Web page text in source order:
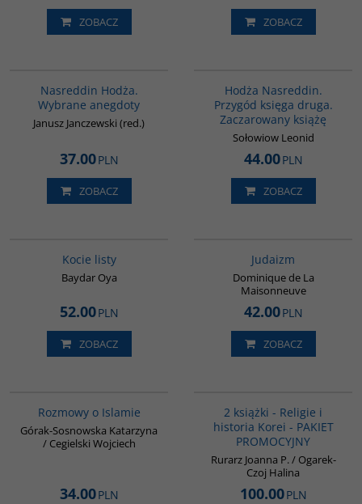
ZOBACZ ZOBACZ
Nasreddin Hodża.
Wybrane anegdoty
Janusz Janczewski (red.)
37.00PLN
ZOBACZ
Hodża Nasreddin.
Przygód księga druga.
Zaczarowany książę
Sołowiow Leonid
44.00PLN
ZOBACZ
Kocie listy
Baydar Oya
52.00PLN
ZOBACZ
Judaizm
Dominique de La
Maisonneuve
42.00PLN
ZOBACZ
Rozmowy o Islamie
Górak-Sosnowska Katarzyna
/ Cegielski Wojciech
34.00PLN
2 książki - Religie i
historia Korei - PAKIET
PROMOCYJNY
Rurarz Joanna P. / Ogarek-
Czoj Halina
100.00PLN